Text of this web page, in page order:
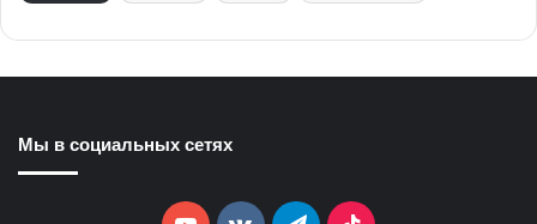
Мы в социальных сетях